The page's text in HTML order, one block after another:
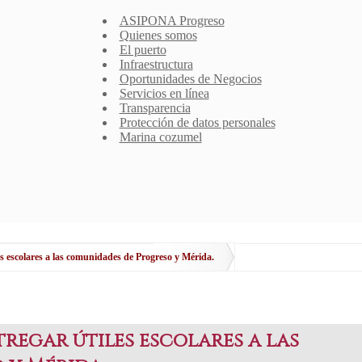
ASIPONA Progreso
Quienes somos
El puerto
Infraestructura
Oportunidades de Negocios
Servicios en línea
Transparencia
Protección de datos personales
Marina cozumel
a las comunidades de Progreso y Mérida.
útiles escolares a las